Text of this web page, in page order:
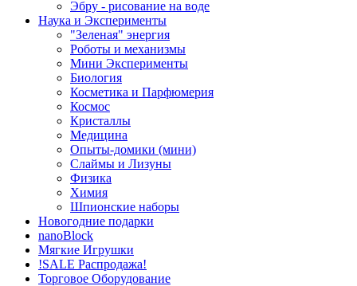
Эбру - рисование на воде
Наука и Эксперименты
"Зеленая" энергия
Роботы и механизмы
Мини Эксперименты
Биология
Косметика и Парфюмерия
Космос
Кристаллы
Медицина
Опыты-домики (мини)
Слаймы и Лизуны
Физика
Химия
Шпионские наборы
Новогодние подарки
nanoBlock
Мягкие Игрушки
!SALE Распродажа!
Торговое Оборудование